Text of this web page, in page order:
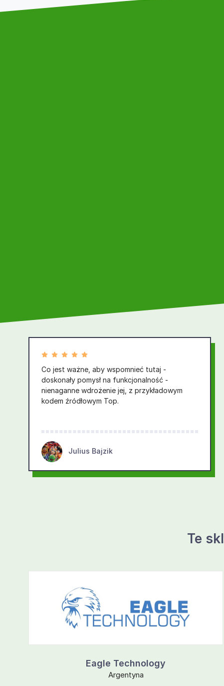
Co jest ważne, aby wspomnieć tutaj -
doskonały pomysł na funkcjonalność -
nienaganne wdrożenie jej, z przykładowym
kodem źródłowym Top.
Julius Bajzik
Te
Eagle Technology
Argentyna